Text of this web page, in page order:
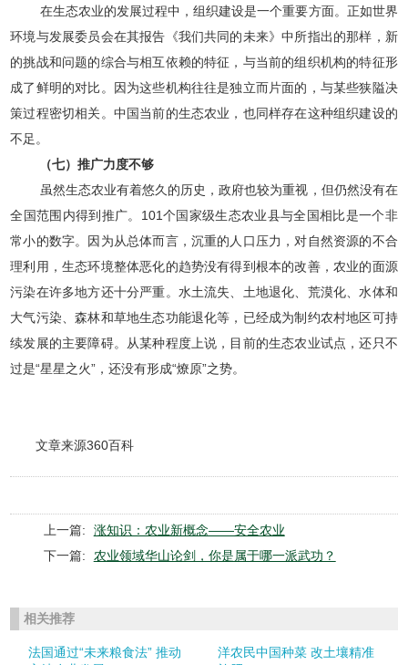
在生态农业的发展过程中，组织建设是一个重要方面。正如世界
环境与发展委员会在其报告《我们共同的未来》中所指出的那样，新
的挑战和问题的综合与相互依赖的特征，与当前的组织机构的特征形
成了鲜明的对比。因为这些机构往往是独立而片面的，与某些狭隘决
策过程密切相关。中国当前的生态农业，也同样存在这种组织建设的
不足。
（七）推广力度不够
虽然生态农业有着悠久的历史，政府也较为重视，但仍然没有在
全国范围内得到推广。101个国家级生态农业县与全国相比是一个非
常小的数字。因为从总体而言，沉重的人口压力，对自然资源的不合
理利用，生态环境整体恶化的趋势没有得到根本的改善，农业的面源
污染在许多地方还十分严重。水土流失、土地退化、荒漠化、水体和
大气污染、森林和草地生态功能退化等，已经成为制约农村地区可持
续发展的主要障碍。从某种程度上说，目前的生态农业试点，还只不
过是“星星之火”，还没有形成“燎原”之势。
文章来源360百科
上一篇:
涨知识：农业新概念——安全农业
下一篇:
农业领域华山论剑，你是属于哪一派武功？
相关推荐
法国通过“未来粮食法” 推动
洋农民中国种菜 改土壤精准